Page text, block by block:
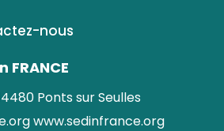
nous
FRANCE
Ponts sur Seulles
www.sedinfrance.org